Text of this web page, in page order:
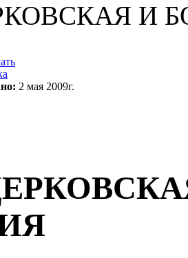
И
2 мая 2009г.